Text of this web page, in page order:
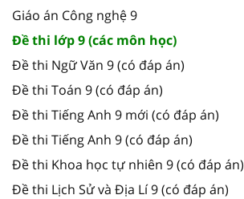
Giáo án Công nghệ 9
Đề thi lớp 9 (các môn học)
Đề thi Ngữ Văn 9 (có đáp án)
Đề thi Toán 9 (có đáp án)
Đề thi Tiếng Anh 9 mới (có đáp án)
Đề thi Tiếng Anh 9 (có đáp án)
Đề thi Khoa học tự nhiên 9 (có đáp án)
Đề thi Lịch Sử và Địa Lí 9 (có đáp án)